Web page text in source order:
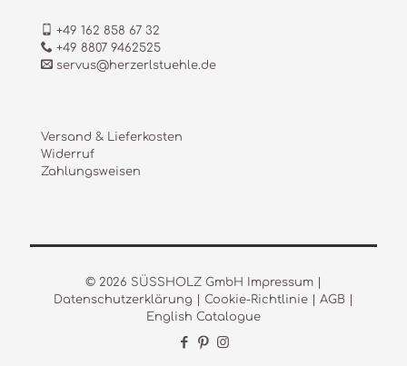
+49 162 858 67 32
+49 8807 9462525
servus@herzerlstuehle.de
Versand & Lieferkosten
Widerruf
Zahlungsweisen
© 2026 SÜSSHOLZ GmbH Impressum
Datenschutzerklärung
Cookie-Richtlinie AGB
English Catalogue